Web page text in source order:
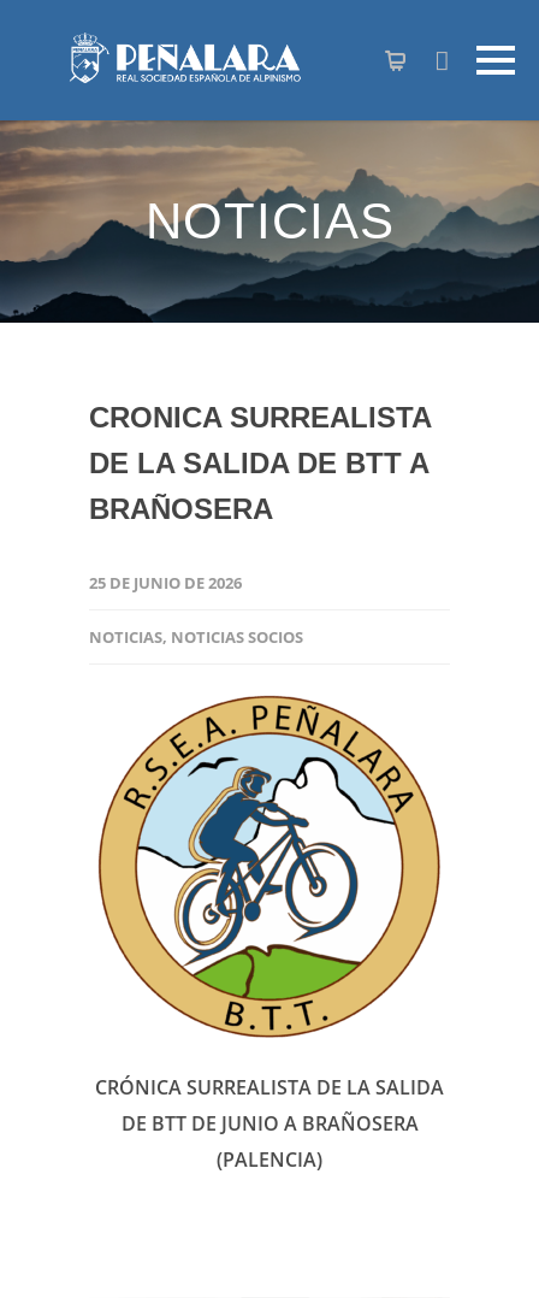
NOTICIAS
CRONICA SURREALISTA
DE LA SALIDA DE BTT A
BRAÑOSERA
25 DE JUNIO DE 2026
NOTICIAS, NOTICIAS SOCIOS
CRÓNICA SURREALISTA DE LA SALIDA
DE BTT DE JUNIO A BRAÑOSERA
(PALENCIA)